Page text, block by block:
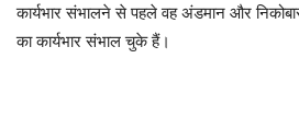
कार्यभार संभालने से पहले वह अंडमान और
का कार्यभार संभाल चुके हैं।